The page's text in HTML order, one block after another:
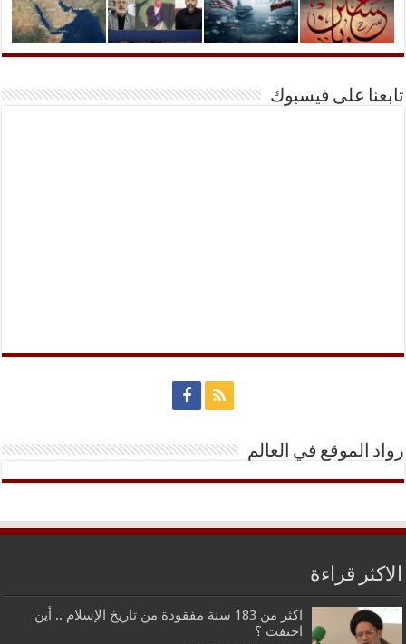
تابعنا على فيسبوك
رواد الموقع في العالم
الاكثر قراءة
اكثر من 183 سنة مفقودة من تاريخ الإسلام .. أين
اختفت ؟